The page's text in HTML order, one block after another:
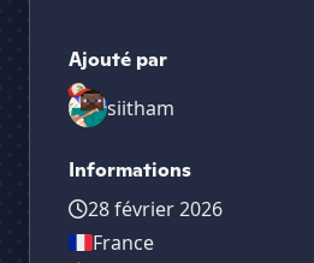
Ajouté par
siitham
Informations
28 février 2026
France